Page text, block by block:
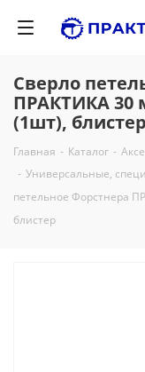
Сверло
ПРАКТИКА 30
(1шт), блистер
Главная - Каталог -
- Универсальные,
петельное Форстнера
блистер